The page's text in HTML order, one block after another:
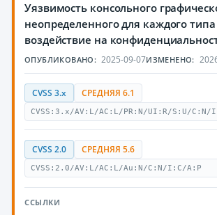
Уязвимость консольного
неопределенного для каждого
воздействие на
ОПУБЛИКОВАНО: 2025-09-07ИЗМЕНЕНО:
CVSS 3.x СРЕДНЯЯ 6.1
CVSS:3.x/AV:L/AC:L/PR:N/UI:R/S:U/C:N/
CVSS 2.0 СРЕДНЯЯ 5.6
CVSS:2.0/AV:L/AC:L/Au:N/C:N/I:C/A:P
ССЫЛКИ